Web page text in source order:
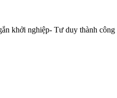
khởi nghiệp- Tư duy thành công